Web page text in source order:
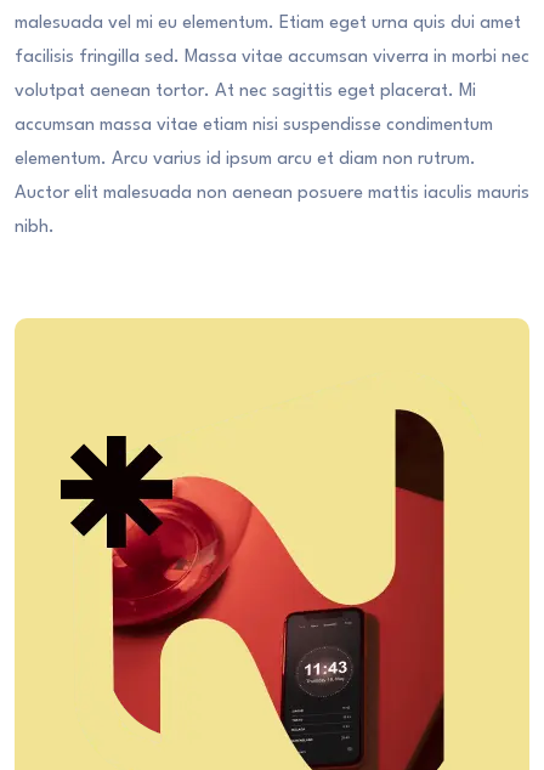
malesuada vel mi eu elementum. Etiam eget urna quis dui amet
facilisis fringilla sed. Massa vitae accumsan viverra in morbi nec
volutpat aenean tortor. At nec sagittis eget placerat. Mi
accumsan massa vitae etiam nisi suspendisse condimentum
elementum. Arcu varius id ipsum arcu et diam non rutrum.
Auctor elit malesuada non aenean posuere mattis iaculis mauris
nibh.